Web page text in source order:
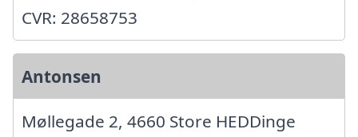
CVR: 28658753
Antonsen
Møllegade 2, 4660 Store HEDDinge